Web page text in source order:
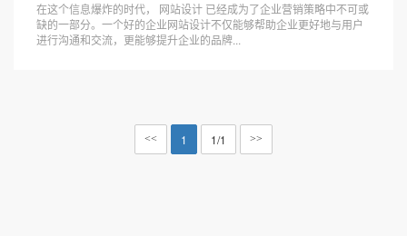
在这个信息爆炸的时代， 网站设计 已经成为了企业营销策略中不可或
缺的一部分。一个好的企业网站设计不仅能够帮助企业更好地与用户
进行沟通和交流，更能够提升企业的品牌...
<< 1 1/1 >>